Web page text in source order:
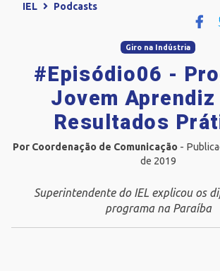
IEL Podcasts
Giro na Indústria
#Episódio06 -
Jovem Aprendiz
Resultados
Por Coordenação de Comunicação -
de 2019
Superintendente do IEL explicou os
programa na Paraíba